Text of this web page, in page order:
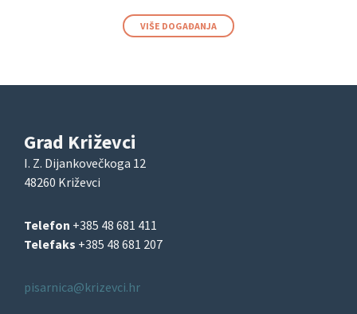
VIŠE DOGAĐANJA
Grad Križevci
I. Z. Dijankovečkoga 12
48260 Križevci
Telefon +385 48 681 411
Telefaks +385 48 681 207
pisarnica@krizevci.hr